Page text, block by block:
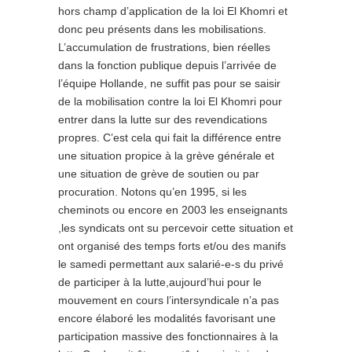
hors champ d’application de la loi El Khomri et
donc peu présents dans les mobilisations.
L’accumulation de frustrations, bien réelles
dans la fonction publique depuis l’arrivée de
l’équipe Hollande, ne suffit pas pour se saisir
de la mobilisation contre la loi El Khomri pour
entrer dans la lutte sur des revendications
propres. C’est cela qui fait la différence entre
une situation propice à la grève générale et
une situation de grève de soutien ou par
procuration. Notons qu’en 1995, si les
cheminots ou encore en 2003 les enseignants
,les syndicats ont su percevoir cette situation et
ont organisé des temps forts et/ou des manifs
le samedi permettant aux salarié-e-s du privé
de participer à la lutte,aujourd’hui pour le
mouvement en cours l’intersyndicale n’a pas
encore élaboré les modalités favorisant une
participation massive des fonctionnaires à la